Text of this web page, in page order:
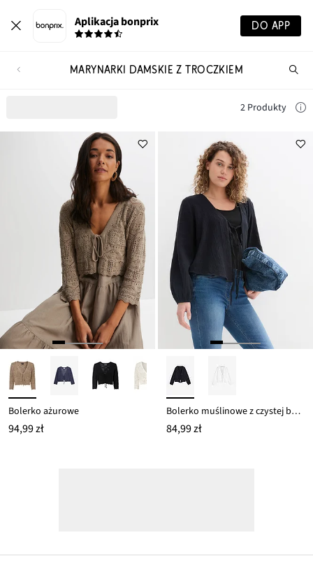
Aplikacja bonprix DO APP
MARYNARKI DAMSKIE Z TROCZKIEM
2 Produkty
Bolerko ażurowe
94,99 zł
Bolerko muślinowe z czystej bawełny
84,99 zł